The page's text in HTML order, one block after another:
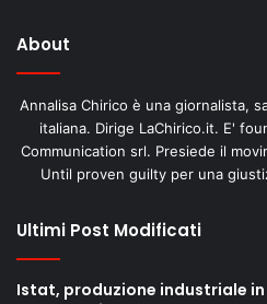
About
Annalisa Chirico è una giornalista,
italiana. Dirige LaChirico.it. E'
Communication srl. Presiede il
Until proven guilty per una
Ultimi Post Modificati
Istat, produzione industriale